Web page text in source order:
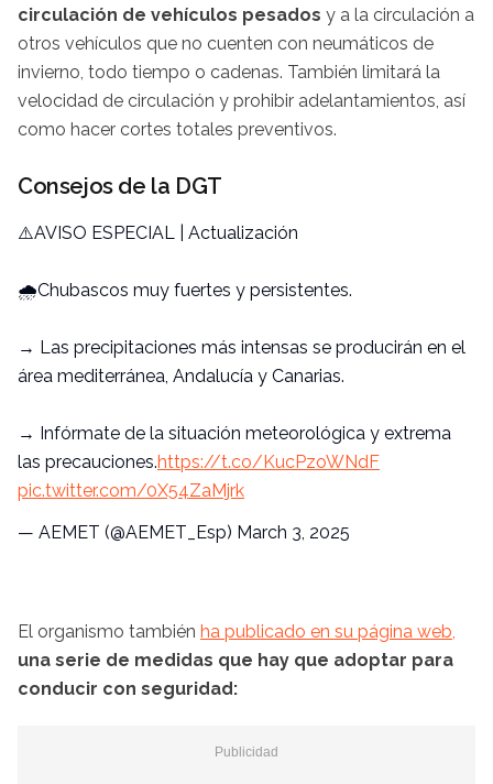
circulación de vehículos pesados y a la circulación a
otros vehículos que no cuenten con neumáticos de
invierno, todo tiempo o cadenas. También limitará la
velocidad de circulación y prohibir adelantamientos, así
como hacer cortes totales preventivos.
Consejos de la DGT
⚠️AVISO ESPECIAL | Actualización
🌧️Chubascos muy fuertes y persistentes.
→ Las precipitaciones más intensas se producirán en el
área mediterránea, Andalucía y Canarias.
→ Infórmate de la situación meteorológica y extrema
las precauciones.https://t.co/KucPzoWNdF
pic.twitter.com/0X54ZaMjrk
— AEMET (@AEMET_Esp) March 3, 2025
El organismo también ha publicado en su página web,
una serie de medidas que hay que adoptar para
conducir con seguridad: